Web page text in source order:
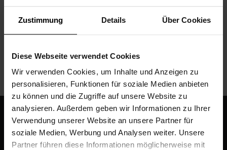
Zustimmung Details Über Cookies
Diese Webseite verwendet Cookies
Wir verwenden Cookies, um Inhalte und Anzeigen zu
personalisieren, Funktionen für soziale Medien anbieten
zu können und die Zugriffe auf unsere Website zu
analysieren. Außerdem geben wir Informationen zu Ihrer
Verwendung unserer Website an unsere Partner für
soziale Medien, Werbung und Analysen weiter. Unsere
Partner führen diese Informationen möglicherweise mit
vysoce kvalitní nerezové oceli, a jsou proto
obzvláště odolné proti poškrábání a poškození
SPECIFIKACE